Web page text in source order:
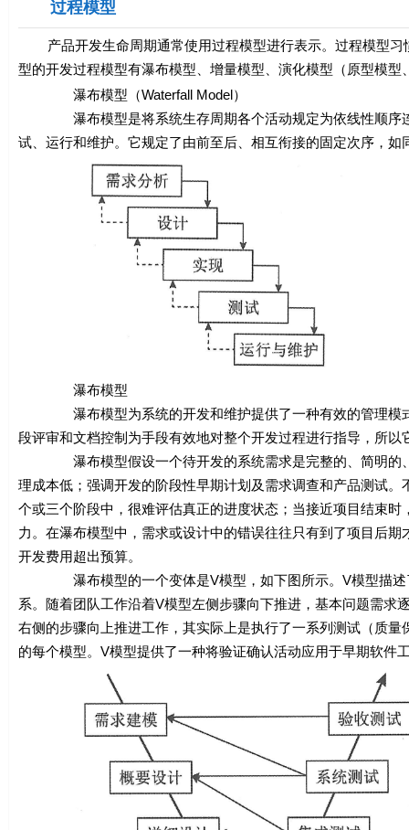
过程模型
产品开发生命周期通常使用过程模型进行表示。过程模型习
型的开发过程模型有瀑布模型、增量模型、演化模型（原型模
瀑布模型（Waterfall Model）
瀑布模型是将系统生存周期各个活动规定为依线性顺序连
试、运行和维护。它规定了由前至后、相互衔接的固定次序，
瀑布模型
瀑布模型为系统的开发和维护提供了一种有效的管理模式
段评审和文档控制为手段有效地对整个开发过程进行指导，所
瀑布模型假设一个待开发的系统需求是完整的、简明的、
理成本低；强调开发的阶段性早期计划及需求调查和产品测试
个或三个阶段中，很难评估真正的进度状态；当接近项目结束
力。在瀑布模型中，需求或设计中的错误往往只有到了项目后
开发费用超出预算。
瀑布模型的一个变体是V模型，如下图所示。V模型描述了
系。随着团队工作沿着V模型左侧步骤向下推进，基本问题需
右侧的步骤向上推进工作，其实际上是执行了一系列测试（质
的每个模型。V模型提供了一种将验证确认活动应用于早期软件